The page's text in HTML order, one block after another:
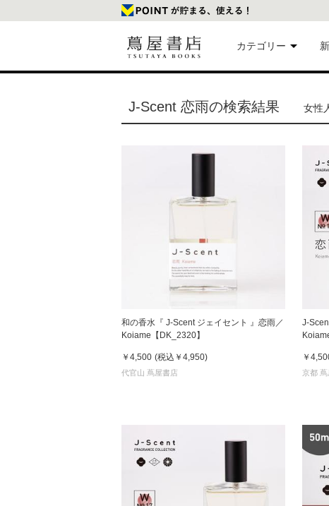
カテゴリー
映像
文具
家電
eギフト
J-Scent 恋雨の検索結果 女性
和の香水『 J-Scent ジェイセント 』恋雨／
Koiame【DK_2320】
￥4,500 (税込 ￥4,950)
代官山 蔦屋書店
J-
￥
京都